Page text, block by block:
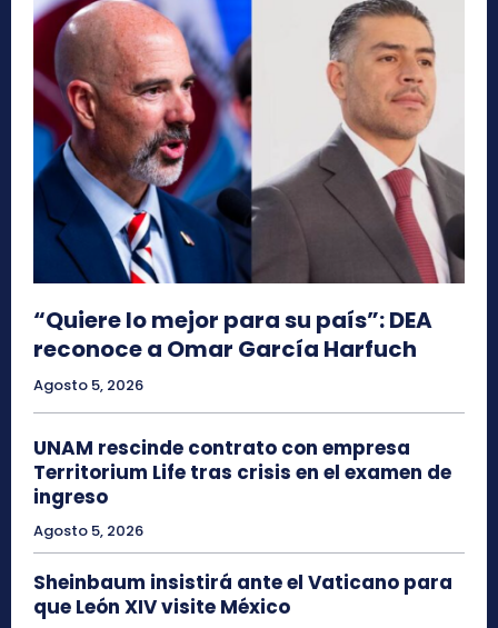
“Quiere lo mejor para su país”: DEA
reconoce a Omar García Harfuch
Agosto 5, 2026
UNAM rescinde contrato con empresa
Territorium Life tras crisis en el examen de
ingreso
Agosto 5, 2026
Sheinbaum insistirá ante el Vaticano para
que León XIV visite México